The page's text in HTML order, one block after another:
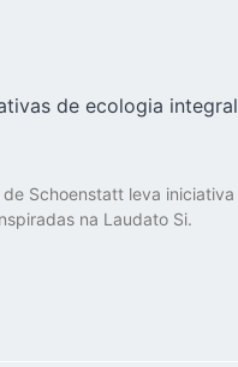
de ecologia integral
Schoenstatt leva iniciativa
na Laudato Si.